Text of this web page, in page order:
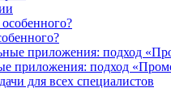
приложения: подход